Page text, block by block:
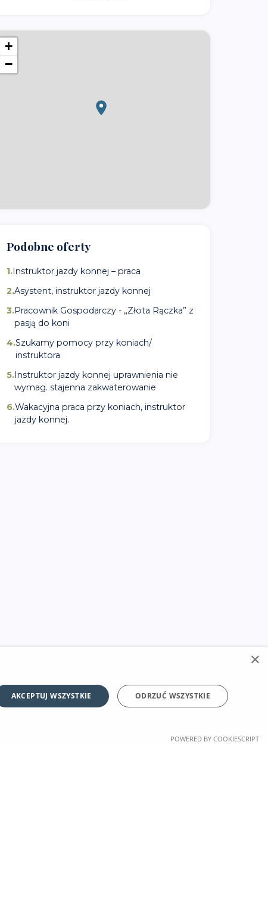
+
−
Podobne oferty
1.Instruktor jazdy konnej – praca
2.Asystent, instruktor jazdy konnej
3.Pracownik Gospodarczy - „Złota Rączka” z
pasją do koni
4.Szukamy pomocy przy koniach/
instruktora
5.Instruktor jazdy konnej uprawnienia nie
wymag. stajenna zakwaterowanie
6.Wakacyjna praca przy koniach, instruktor
jazdy konnej.
×
AKCEPTUJ WSZYSTKIE ODRZUĆ WSZYSTKIE
POWERED BY COOKIESCRIPT